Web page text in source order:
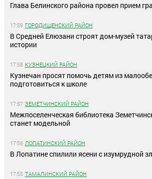
Глава Белинского района провел прием
17:59 ГОРОДИЩЕНСКИЙ РАЙОН
В Средней Елюзани строят дом-музей
истории
17:58 КУЗНЕЦКИЙ РАЙОН
Кузнечан просят помочь детям из
подготовиться к школе
17:57 ЗЕМЕТЧИНСКИЙ РАЙОН
Межпоселенческая библиотека
станет модельной
17:56 ЛОПАТИНСКИЙ РАЙОН
В Лопатине спилили ясени с изумрудной
17:55 ТАМАЛИНСКИЙ РАЙОН